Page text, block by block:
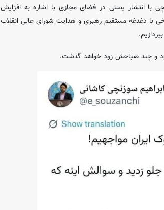
با انتشار پستی در فضای مجازی با اشاره به افزایش
با دغدغه مستقیم رهبری و هدایت شورای عالی انقلاب
و چند صباحش زود خواهد گذشت.